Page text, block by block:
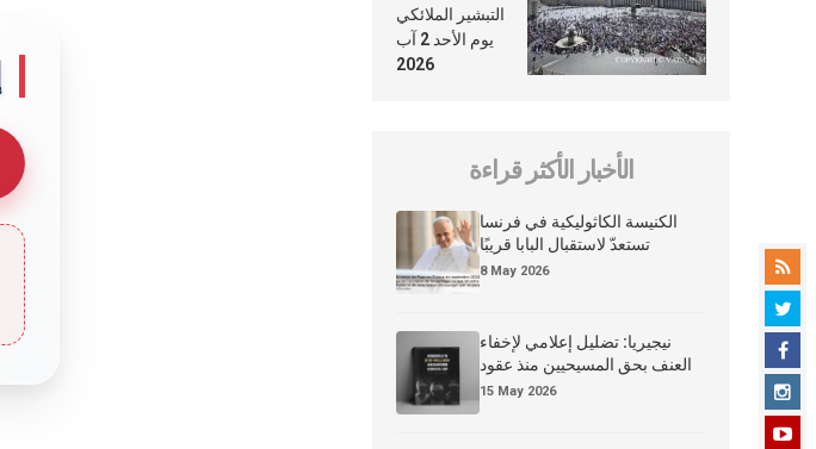
التبشير الملائكي
يوم الأحد 2 آب
2026
الأخبار الأكثر قراءة
الكنيسة الكاثوليكية في فرنسا
تستعدّ لاستقبال البابا قريبًا
8 May 2026
نيجيريا: تضليل إعلامي لإخفاء
العنف بحق المسيحيين منذ عقود
15 May 2026